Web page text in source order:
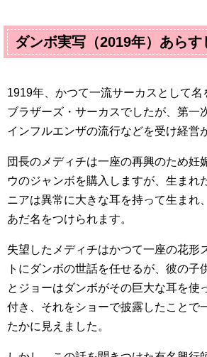
ダンボ実写（2019年）あらす
1919年、かつて一流サーカスとして名
ブラザーズ・サーカスでしたが、第一
インフルエンザの流行などを受け経営
団長のメディチは一座の再興のため妊
ウのジャンボを購入しますが、生まれ
ニアは異常に大きな耳を持って生まれ
あだ名をつけられます。
失望したメディチはかつて一座の花形
トにダンボの世話を任せるが、彼の子
とジョーはダンボがその巨大な耳を使
付き、それをショーで披露したことで
たかに見えました。